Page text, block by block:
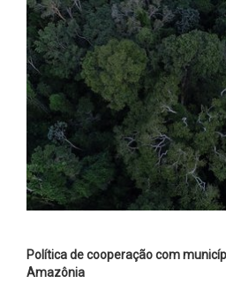
Política de cooperação com
Amazônia